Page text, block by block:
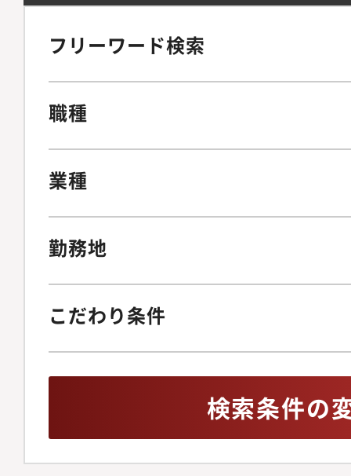
フリーワード検索
職種
業種
勤務地
こだわり条件
検索条件の